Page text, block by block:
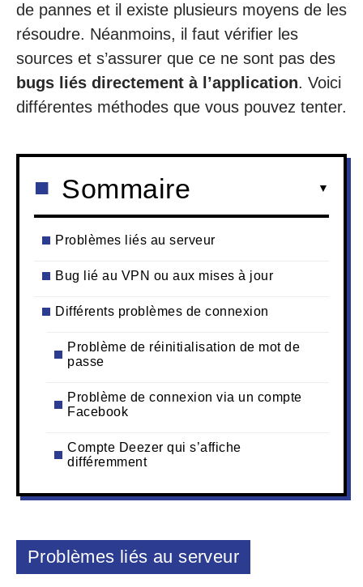
de pannes et il existe plusieurs moyens de les
résoudre. Néanmoins, il faut vérifier les
sources et s’assurer que ce ne sont pas des
bugs liés directement à l’application. Voici
différentes méthodes que vous pouvez tenter.
Sommaire
Problèmes liés au serveur
Bug lié au VPN ou aux mises à jour
Différents problèmes de connexion
Problème de réinitialisation de mot de
passe
Problème de connexion via un compte
Facebook
Compte Deezer qui s’affiche
différemment
Problèmes liés au serveur